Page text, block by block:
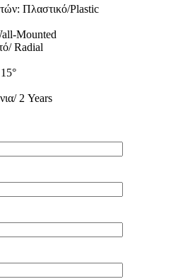
Πλαστικό/Plastic
Mounted
Radial
2 Years